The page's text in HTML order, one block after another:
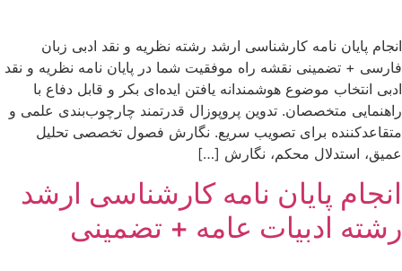
انجام پایان نامه کارشناسی ارشد رشته نظریه و نقد ادبی زبان
فارسی + تضمینی نقشه راه موفقیت شما در پایان نامه نظریه و نقد
ادبی انتخاب موضوع هوشمندانه یافتن ایده‌ای بکر و قابل دفاع با
راهنمایی متخصصان. تدوین پروپوزال قدرتمند چارچوب‌بندی علمی و
متقاعدکننده برای تصویب سریع. نگارش فصول تخصصی تحلیل
عمیق، استدلال محکم، نگارش […]
انجام پایان نامه کارشناسی ارشد
رشته ادبیات عامه + تضمینی